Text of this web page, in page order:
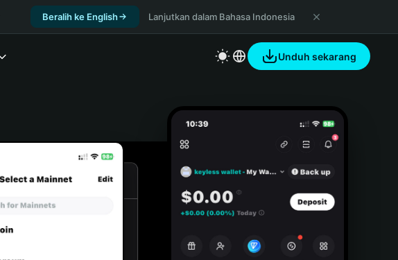
Beralih ke English Lanjutkan dalam Bahasa Indonesia
Unduh sekarang